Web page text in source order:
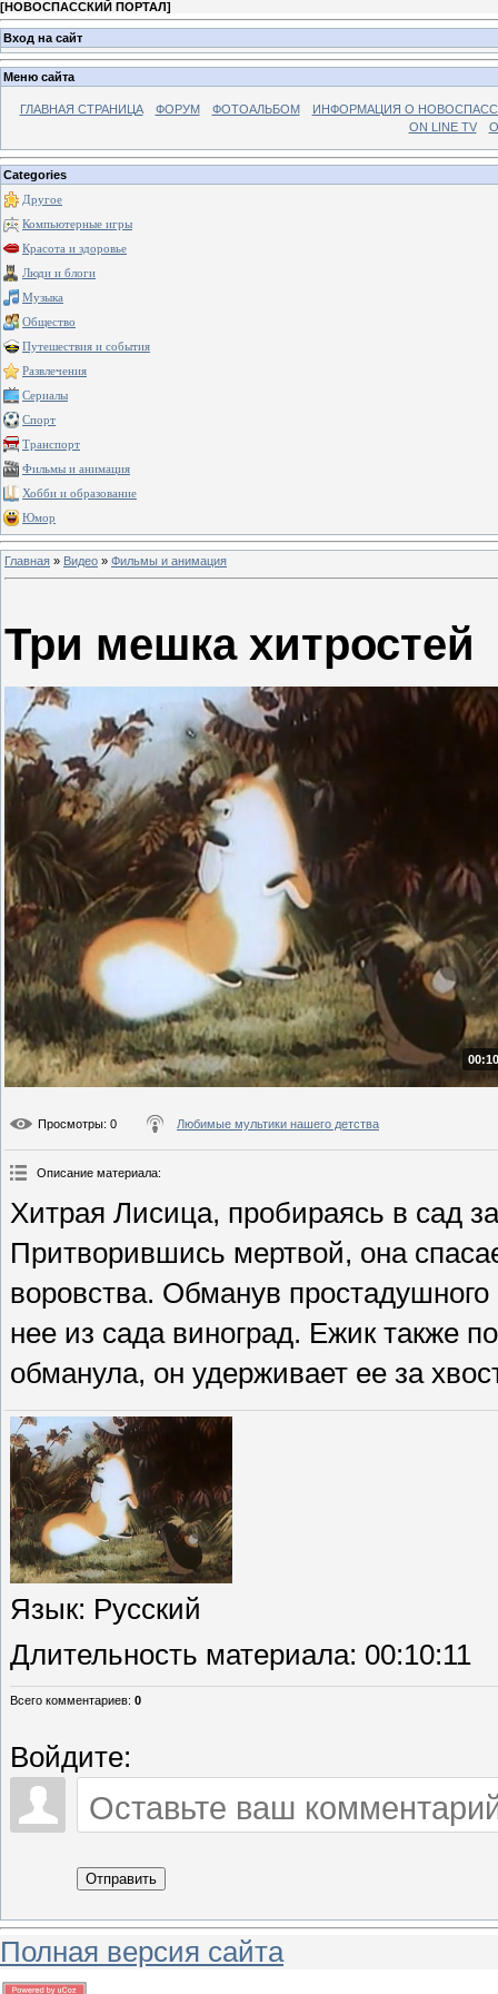
[НОВОСПАССКИЙ ПОРТАЛ]
Вход на сайт
Меню сайта
ГЛАВНАЯ СТРАНИЦА ФОРУМ ФОТОАЛЬБОМ
ИНФОРМАЦИЯ О
ON LINE TV
Categories
Другое
Компьютерные игры
Красота и здоровье
Люди и блоги
Музыка
Общество
Путешествия и события
Развлечения
Сериалы
Спорт
Транспорт
Фильмы и анимация
Хобби и образование
Юмор
Главная » Видео » Фильмы и анимация
Три мешка хитростей
Просмотры: 0 Любимые мультики нашего детства
Описание материала:
Хитрая Лисица, пробираясь в сад
Притворившись мертвой, она
воровства. Обманув
нее из сада виноград. Ежик также
обманула, он удерживает ее за
Язык: Русский
Длительность материала: 00:10:11
Всего комментариев: 0
Войдите:
Отправить
Полная версия сайта